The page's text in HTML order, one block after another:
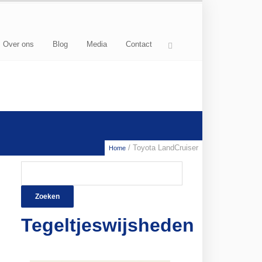
Over ons Blog Media Contact
Home / Toyota LandCruiser
Tegeltjeswijsheden